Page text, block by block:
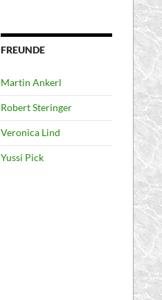
FREUNDE
Martin Ankerl
Robert Steringer
Veronica Lind
Yussi Pick